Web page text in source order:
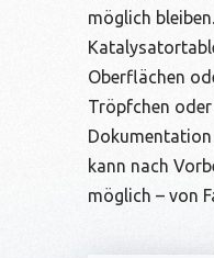
möglich
Oberflächen
Tröpfchen
kann nach
möglich – von